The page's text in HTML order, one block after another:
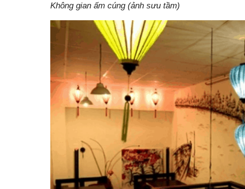
Không gian ấm cúng (ảnh sưu tầm)